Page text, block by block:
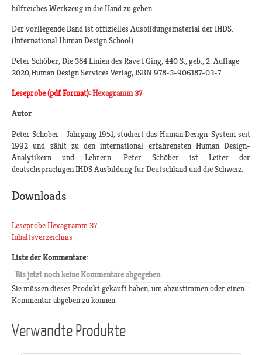
hilfreiches Werkzeug in die Hand zu geben.
Der vorliegende Band ist offizielles Ausbildungsmaterial der IHDS.
(International Human Design School)
Peter Schöber, Die 384 Linien des Rave I Ging, 440 S., geb., 2. Auflage
2020,Human Design Services Verlag, ISBN 978-3-906187-03-7
Leseprobe (pdf Format):Hexagramm 37
Autor
Peter Schöber - Jahrgang 1951, studiert das Human Design-System seit
1992 und zählt zu den international erfahrensten Human Design-
Analytikern und Lehrern. Peter Schöber ist Leiter der
deutschsprachigen IHDS Ausbildung für Deutschland und die Schweiz.
Downloads
Leseprobe Hexagramm 37
Inhaltsverzeichnis
Liste der Kommentare:
Bis jetzt noch keine Kommentare abgegeben
Sie müssen dieses Produkt gekauft haben, um abzustimmen oder einen
Kommentar abgeben zu können.
Verwandte Produkte